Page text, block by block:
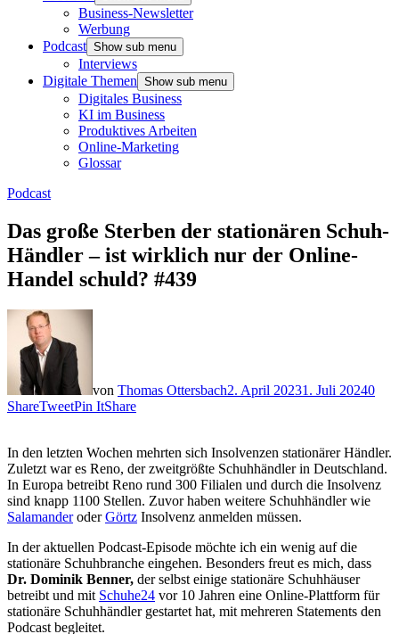
Business-Newsletter
Werbung
Podcast Show sub menu
Interviews
Digitale Themen Show sub menu
Digitales Business
KI im Business
Produktives Arbeiten
Online-Marketing
Glossar
Podcast
Das große Sterben der stationären Schuh-
Händler – ist wirklich nur der Online-
Handel schuld? #439
von Thomas Ottersbach2. April 20231. Juli 20240
ShareTweetPin ItShare
In den letzten Wochen mehrten sich Insolvenzen stationärer Händler.
Zuletzt war es Reno, der zweitgrößte Schuhhändler in Deutschland.
In Europa betreibt Reno rund 300 Filialen und durch die Insolvenz
sind knapp 1100 Stellen. Zuvor haben weitere Schuhhändler wie
SalamanderoderGörtz Insolvenz anmelden müssen.
In der aktuellen Podcast-Episode möchte ich ein wenig auf die
stationäre Schuhbranche eingehen. Besonders freut es mich, dass
Dr. Dominik Benner, der selbst einige stationäre Schuhhäuser
betreibt und mit Schuhe24 vor 10 Jahren eine Online-Plattform für
stationäre Schuhhändler gestartet hat, mit mehreren Statements den
Podcast begleitet.